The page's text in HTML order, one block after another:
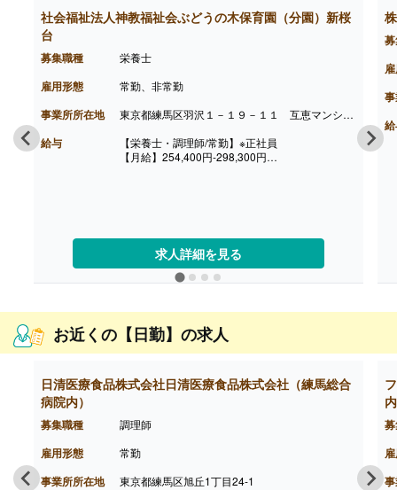
社会福祉法人神教福祉会ぶどうの木保育園（分園）新桜
台
募集職種 栄養士
雇用形態 常勤、非常勤
事業所所在地 東京都練馬区羽沢１－１９－１１ 互恵マンション１階
給与
【栄養士・調理師/常勤】※正社員
【月給】254,400円-298,300円
【賞与】年2回（計3.80ヶ月分）※前年度実績
【通勤手当】あり（上限20,000円/月）
【昇給】あり（1月あたり400円-600円）※前年度
実績
++++++++++++++++++++
【管理栄養士・栄養士・調理師・調理員/非常勤】
【時給】1,356円-1,406円
［内訳］
・処遇改善手当 56円
【昇給】なし
求人詳細を見る
お近くの【日勤】の求人
日清医療食品株式会社日清医療食品株式会社（練馬総合
病院内）
募集職種 調理師
雇用形態 常勤
事業所所在地 東京都練馬区旭丘1丁目24-1